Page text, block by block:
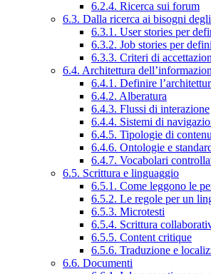
6.2.4. Ricerca sui forum
6.3. Dalla ricerca ai bisogni
6.3.1. User stories per
6.3.2. Job stories per
6.3.3. Criteri di
6.4. Architettura
6.4.1. Definire
6.4.2. Alberatura
6.4.3. Flussi di interazione
6.4.4. Sistemi di
6.4.5. Tipologie di
6.4.6. Ontologie e
6.4.7. Vocabolari
6.5. Scrittura e linguaggio
6.5.1. Come leggono le
6.5.2. Le regole per un
6.5.3. Microtesti
6.5.4. Scrittura
6.5.5. Content critique
6.5.6. Traduzione e
6.6. Documenti